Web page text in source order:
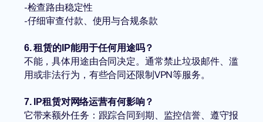
-检查路由稳定性
-仔细审查付款、使用与合规条款
6. 租赁的IP能用于任何用途吗？
不能，具体用途由合同决定。通常禁止垃圾邮件、滥
用或非法行为，有些合同还限制VPN等服务。
7. IP租赁对网络运营有何影响？
它带来额外任务：跟踪合同到期、监控信誉、遵守报